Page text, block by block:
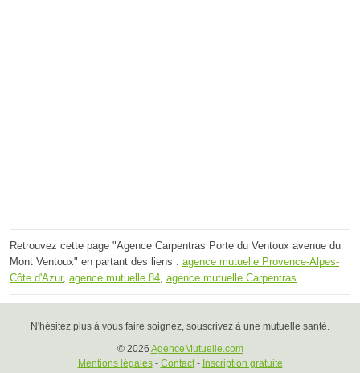
Retrouvez cette page "Agence Carpentras Porte du Ventoux avenue du
Mont Ventoux" en partant des liens : agence mutuelle Provence-Alpes-
Côte d'Azur, agence mutuelle 84, agence mutuelle Carpentras.
N'hésitez plus à vous faire soignez, souscrivez à une mutuelle santé.
© 2026 AgenceMutuelle.com
Mentions légales- Contact- Inscription gratuite